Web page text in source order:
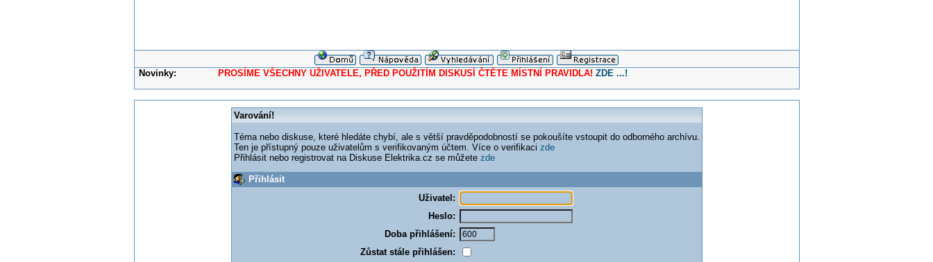
Novinky: PROSÍME VŠECHNY UŽIVATELE, PŘED POUŽITÍM DISKUSÍ ČTĚTE MÍSTNÍ PRAVIDLA! ZDE ...!
Varování!
Téma nebo diskuse, které hledáte chybí, ale s větší pravděpodobností se pokoušíte vstoupit do odborného archívu.
Ten je přístupný pouze uživatelům s verifikovaným účtem. Více o verifikaci zde
Přihlásit nebo registrovat na Diskuse Elektrika.cz se můžete zde
Přihlásit
Uživatel:
Heslo:
Doba přihlášení:
Zůstat stále přihlášen: